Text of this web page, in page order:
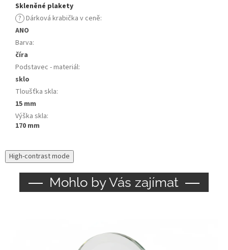
Skleněné plakety
? Dárková krabička v ceně:
ANO
Barva:
číra
Podstavec - materiál:
sklo
Tloušťka skla:
15 mm
Výška skla:
170 mm
High-contrast mode
Mohlo by Vás zajímat